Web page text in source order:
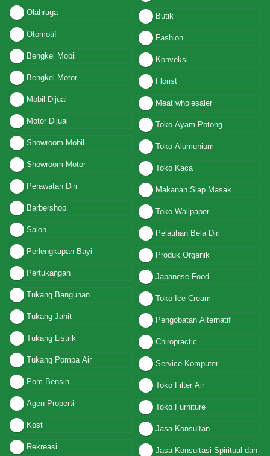
Olahraga
Otomotif
Bengkel Mobil
Bengkel Motor
Mobil Dijual
Motor Dijual
Showroom Mobil
Showroom Motor
Perawatan Diri
Barbershop
Salon
Perlengkapan Bayi
Pertukangan
Tukang Bangunan
Tukang Jahit
Tukang Listrik
Tukang Pompa Air
Pom Bensin
Agen Properti
Kost
Rekreasi
Butik
Fashion
Konveksi
Florist
Meat wholesaler
Toko Ayam Potong
Toko Alumunium
Toko Kaca
Makanan Siap Masak
Toko Wallpaper
Pelatihan Bela Diri
Produk Organik
Japanese Food
Toko Ice Cream
Pengobatan Alternatif
Chiropractic
Service Komputer
Toko Filter Air
Toko Furniture
Jasa Konsultan
Jasa Konsultasi Spiritual dan